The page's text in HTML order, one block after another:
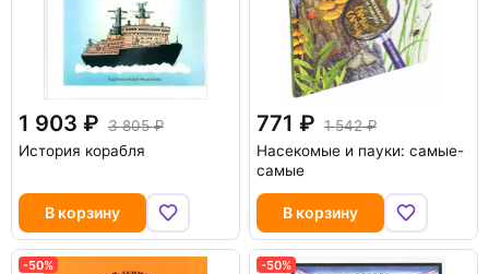
1 903
3 805
История корабля
В корзину
771
1 542
Насекомые и пауки: самые-
самые
В корзину
-50% -50%